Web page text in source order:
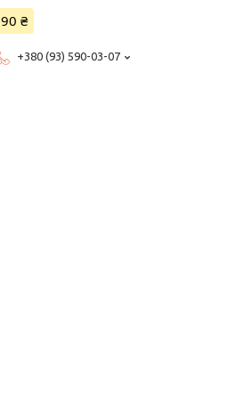
90 ₴
+380 (93) 590-03-07